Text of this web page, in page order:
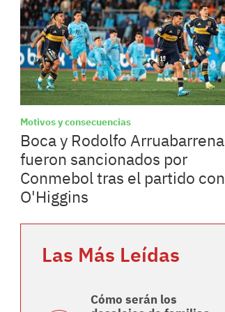
Motivos y consecuencias
Boca y Rodolfo Arruabarrena
fueron sancionados por
Conmebol tras el partido con
O'Higgins
Las Más Leídas
Cómo serán los